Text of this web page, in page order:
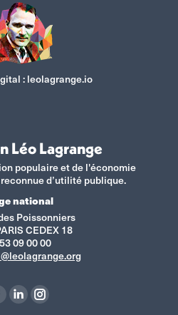
: leolagrange.io
Léo Lagrange
populaire et de l'économie
d’utilité publique.
national
Poissonniers
CEDEX 18
09 00 00
La
La